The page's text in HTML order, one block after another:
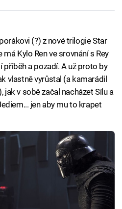
(?) z nové trilogie Star
má Kylo Ren ve srovnání s Rey
příběh a pozadí. A už proto by
vlastně vyrůstal (a kamarádil
v sobě začal nacházet Sílu a
jen aby mu to krapet